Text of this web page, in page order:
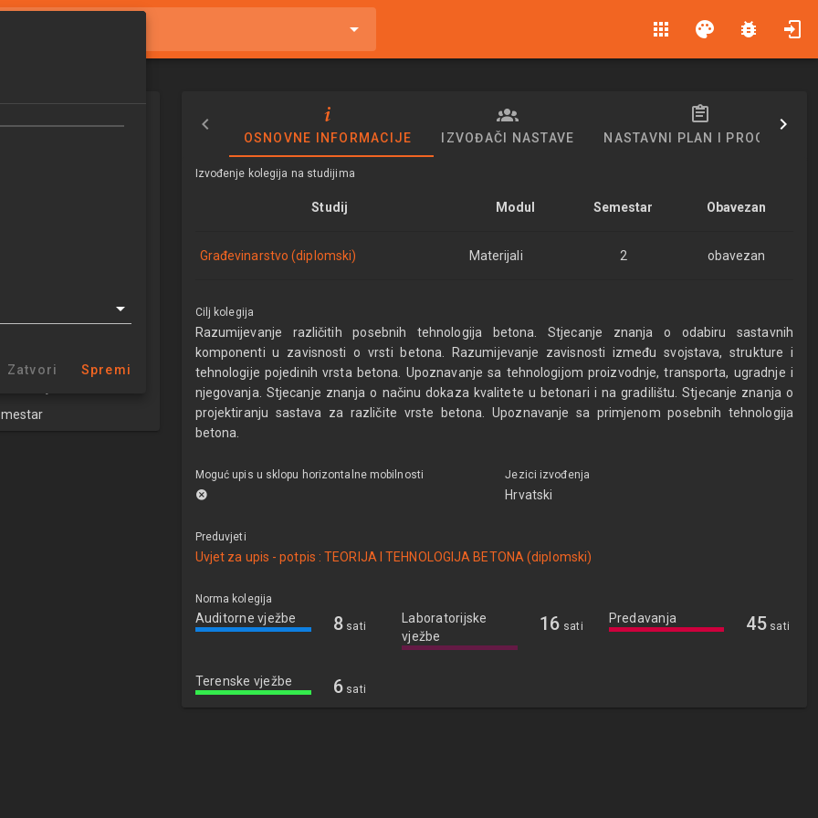
apps palette bug_report
BETONI I
OSNOVNE INFORMACIJE IZVOĐAČI NASTAVE NASTAVNI PLAN I PROGRAM
Izvođenje kolegija na studijima
Studij Modul Semestar Obavezan
Građevinarstvo (diplomski) Materijali 2 obavezan
Cilj kolegija
Razumijevanje različitih posebnih tehnologija betona. Stjecanje znanja o odabiru sastavnih
komponenti u zavisnosti o vrsti betona. Razumijevanje zavisnosti između svojstava, strukture i
tehnologije pojedinih vrsta betona. Upoznavanje sa tehnologijom proizvodnje, transporta, ugradnje i
njegovanja. Stjecanje znanja o načinu dokaza kvalitete u betonari i na gradilištu. Stjecanje znanja o
projektiranju sastava za različite vrste betona. Upoznavanje sa primjenom posebnih tehnologija
betona.
Moguć upis u sklopu horizontalne mobilnosti Jezici izvođenja
Hrvatski
Preduvjeti
Uvjet za upis - potpis : TEORIJA I TEHNOLOGIJA BETONA (diplomski)
Norma kolegija
Auditorne vježbe 8 sati
Laboratorijske
vježbe
16 sati
Predavanja 45 sati
Terenske vježbe 6 sati
Zatvori Spremi